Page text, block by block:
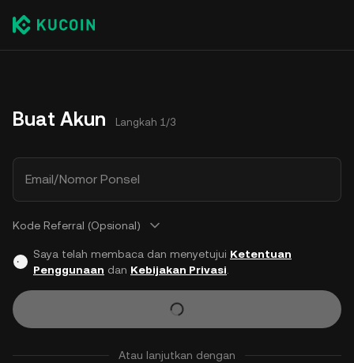
Buat Akun Langkah 1/3
Email/Nomor Ponsel
Kode Referral (Opsional)
Saya telah membaca dan menyetujui Ketentuan
Penggunaan dan Kebijakan Privasi
Atau lanjutkan dengan